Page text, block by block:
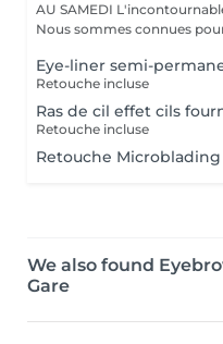
AU SAMEDI L'incontournable institut de beauté à Luxembourg.
Nous sommes connues
Eye-liner semi-
Retouche incluse
Ras de cil effet cils
Retouche incluse
Retouche Microblading
We also found
Gare